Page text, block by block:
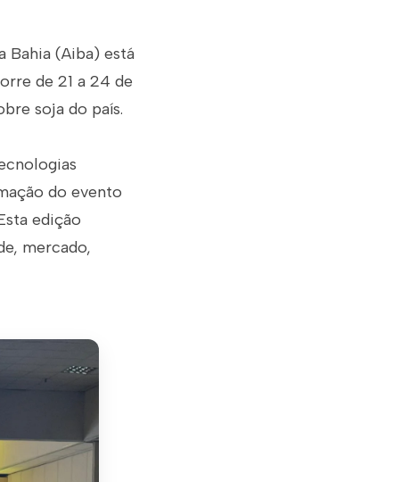
Bahia (Aiba) está
de 21 a 24 de
soja do país.
do evento
edição
mercado,